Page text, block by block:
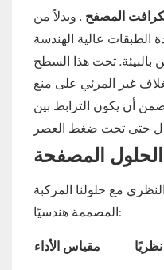
المصفح. وبدلاً من
بالبيئة. تحت هذا السطح
غير المرئي على منع
أن يكون الترابط بين
الحلول المصفحة
مع حلولنا المركبة
المصممة هندسيًا:
مقياس الأداء